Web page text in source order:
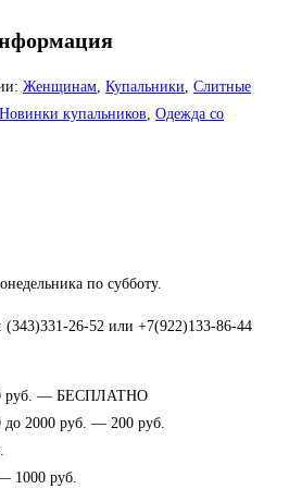
Женщинам, Купальники, Слитные
Новинки купальников, Одежда со
по субботу.
26-52 или +7(922)133-86-44
руб. — БЕСПЛАТНО
до 2000 руб. — 200 руб.
1000 руб.